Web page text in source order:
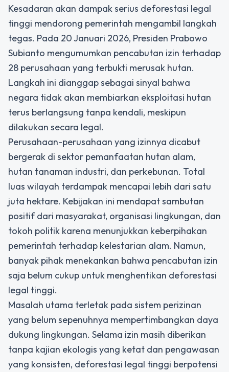
Kesadaran akan dampak serius deforestasi legal
tinggi mendorong pemerintah mengambil langkah
tegas. Pada 20 Januari 2026, Presiden Prabowo
Subianto mengumumkan pencabutan izin terhadap
28 perusahaan yang terbukti merusak hutan.
Langkah ini dianggap sebagai sinyal bahwa
negara tidak akan membiarkan eksploitasi hutan
terus berlangsung tanpa kendali, meskipun
dilakukan secara legal.
Perusahaan-perusahaan yang izinnya dicabut
bergerak di sektor pemanfaatan hutan alam,
hutan tanaman industri, dan perkebunan. Total
luas wilayah terdampak mencapai lebih dari satu
juta hektare. Kebijakan ini mendapat sambutan
positif dari masyarakat, organisasi lingkungan, dan
tokoh politik karena menunjukkan keberpihakan
pemerintah terhadap kelestarian alam. Namun,
banyak pihak menekankan bahwa pencabutan izin
saja belum cukup untuk menghentikan deforestasi
legal tinggi.
Masalah utama terletak pada sistem perizinan
yang belum sepenuhnya mempertimbangkan daya
dukung lingkungan. Selama izin masih diberikan
tanpa kajian ekologis yang ketat dan pengawasan
yang konsisten, deforestasi legal tinggi berpotensi